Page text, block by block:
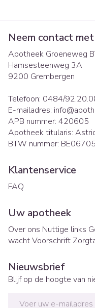
Neem contact
Apotheek Groeneweg
Hamsesteenweg 3A
9200 Grembergen
Telefoon: 0484/
E-mailadres: info@
APB nummer: 420605
Apotheek titularis:
BTW nummer:
Klantenservice
FAQ
Uw apotheek
Over ons Nuttige links
wachtVoorschrift
Nieuwsbrief
Blijf op de hoogte van